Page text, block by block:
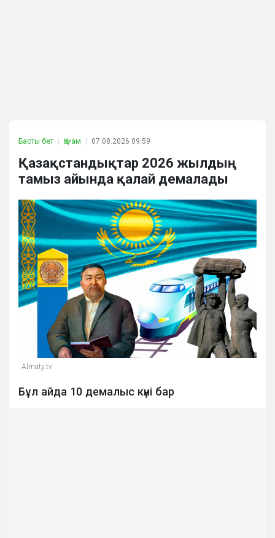
Басты бет Қоғам 07.08.2026 09:59
Қазақстандықтар 2026 жылдың
тамыз айында қалай демалады
Almaty.tv
Бұл айда 10 демалыс күні бар